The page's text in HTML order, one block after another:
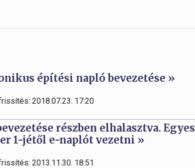
építési napló bevezetése »
2018.07.23. 17:20
részben elhalasztva. Egyes
1-jétől e-naplót vezetni »
2013.11.30. 18:51